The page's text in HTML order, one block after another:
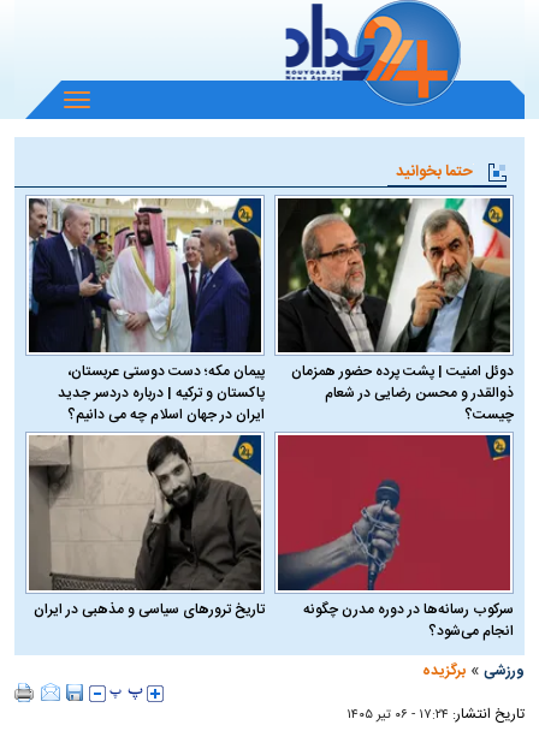
باز
و
منو
حتما بخوانید
دوئل امنیت | پشت پرده حضور همزمان
ذوالقدر و محسن رضایی در شعام
چیست؟
پیمان مکه؛ دست دوستی عربستان،
پاکستان و ترکیه | درباره دردسر جدید
ایران در جهان اسلام چه می دانیم؟
سرکوب رسانه‌ها در دوره مدرن چگونه
انجام می‌شود؟
تاریخ ترورهای سیاسی و مذهبی در ایران
ورزشی »برگزیده
تاریخ انتشار: ۱۷:۲۴ - ۰۶ تير ۱۴۰۵